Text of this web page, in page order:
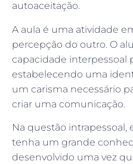
autoaceitação.
A aula é uma atividade
percepção do outro. O
capacidade interpessoal
estabelecendo uma
um carisma necessário
criar uma comunicação.
Na questão
tenha um grande
desenvolvido uma vez